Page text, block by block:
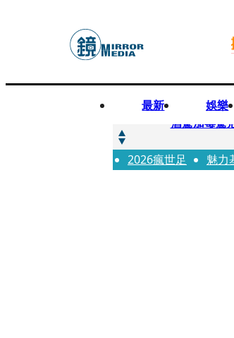
最新 娛樂
快訊
酒駕加毒駕
快訊
Ozone黃文
2026瘋世足 魅力